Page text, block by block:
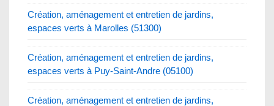
Création, aménagement et entretien de jardins,
espaces verts à Marolles (51300)
Création, aménagement et entretien de jardins,
espaces verts à Puy-Saint-Andre (05100)
Création, aménagement et entretien de jardins,